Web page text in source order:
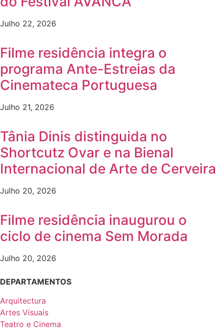
Julho 22, 2026
Filme residência integra o
programa Ante-Estreias da
Cinemateca Portuguesa
Julho 21, 2026
Tânia Dinis distinguida no
Shortcutz Ovar e na Bienal
Internacional de Arte de Cerveira
Julho 20, 2026
Filme residência inaugurou o
ciclo de cinema Sem Morada
Julho 20, 2026
DEPARTAMENTOS
Arquitectura
Artes Visuais
Teatro e Cinema